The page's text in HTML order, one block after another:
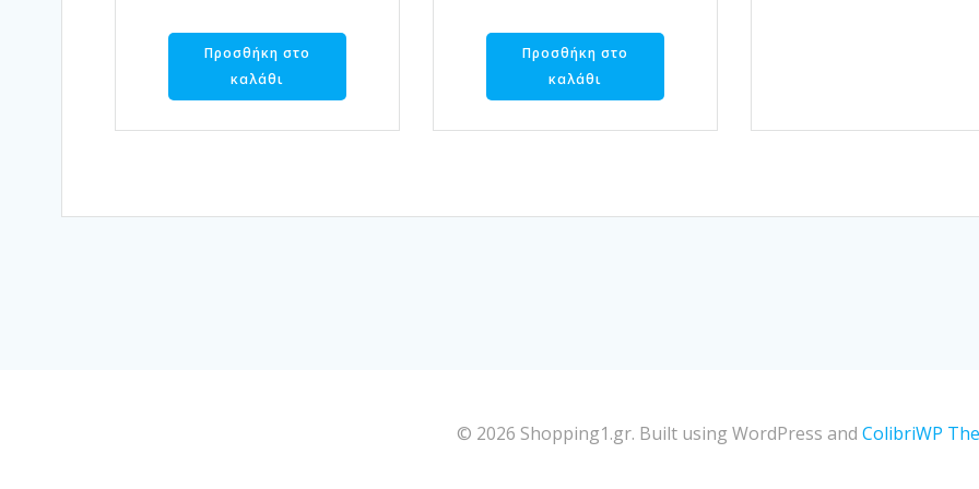
Προσθήκη στο
καλάθι
Προσθήκη στο
καλάθι
© 2026 Shopping1.gr. Built using WordPress and ColibriWP